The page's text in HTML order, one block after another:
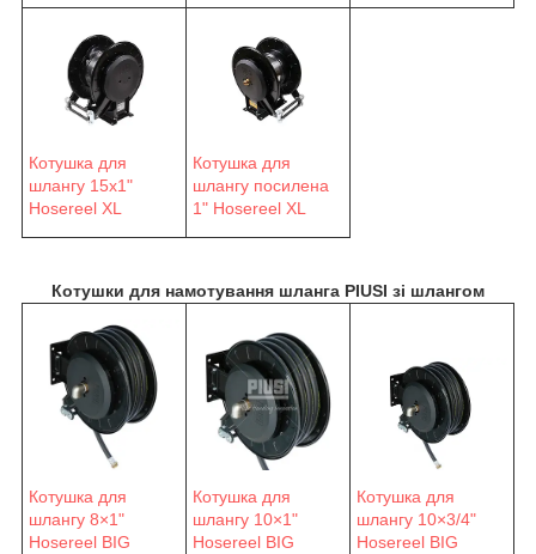
Котушка для
шлангу 15х1"
Hosereel XL
Котушка для
шлангу посилена
1" Hosereel XL
Котушки для намотування шланга PIUSI зі шлангом
Котушка для
шлангу 8×1"
Hosereel BIG
Котушка для
шлангу 10×1"
Hosereel BIG
Котушка для
шлангу 10×3/4"
Hosereel BIG